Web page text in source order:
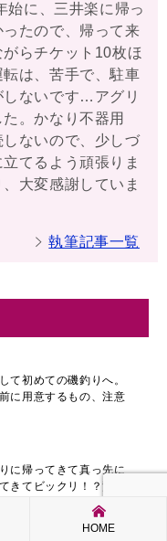
始に、三井楽に帰っ
たので、帰って来
らチケット10枚ほ
は、苦手で、駐車
しないです…アグリ
。かなり不器用
ないので、少しづ
てるよう頑張りま
大変感謝していま
執筆記事一覧
て初めての磯釣りへ。
に用意するもの、注意
に帰ってきて真っ先に
きてビックリ！？驚い
HOME